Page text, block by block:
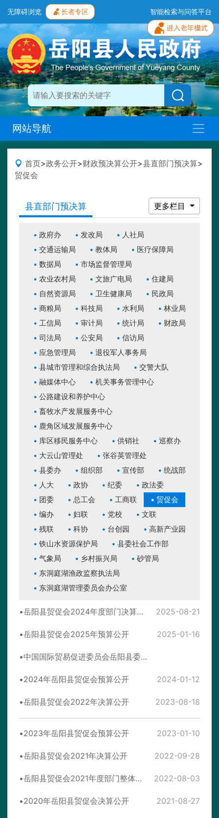
无障碍浏览 长者专区 智能检索与问答平台
网站导航
首页>政务公开>财政预决算公开>县直部门预决算>
贸促会
县直部门预决算 更多栏目
政府办 发改局
人社局
交通运输局
教体局
医疗保障局
数据局
市场监督管理局
农业农村局
文旅广电局
住建局
自然资源局
卫生健康局
民政局
商粮局
科技局 水利局
林业局
工信局
审计局 统计局
财政局
司法局
公安局
信访局
应急管理局
退役军人事务局
县城市管理和综合执法局
交警大队
融媒体中心
机关事务管理中心
公路建设和养护中心
畜牧水产发展服务中心
鹿角区域发展服务中心
库区移民服务中心
供销社
巡察办
大云山管理处
张谷英管理处
县委办
组织部 宣传部
统战部
人大
政协 纪委
政法委
团委
总工会 工商联
贸促会
编办
妇联 党校
文联
残联
科协 台创园
高新产业园
铁山水资源保护局
县委社会工作部
气象局
乡村振兴局
砂管局
东洞庭湖渔政监察执法局
东洞庭湖管理委员会办公室
岳阳县贸促会2024年度部门决算公开 2025-08-21
岳阳县贸促会2025年预算公开 2025-01-16
中国国际贸易促进委员会岳阳县委员会2023年决算公开
2024年岳阳县贸促会预算公开 2024-01-12
岳阳县贸促会2022年决算公开 2023-08-18
2023年岳阳县贸促会预算公开 2023-01-10
岳阳县贸促会2021年决算公开 2022-09-28
岳阳县贸促会2021年度部门整体支出绩效评价自评报告 2022-08-03
2020年岳阳县贸促会决算公开 2021-08-27